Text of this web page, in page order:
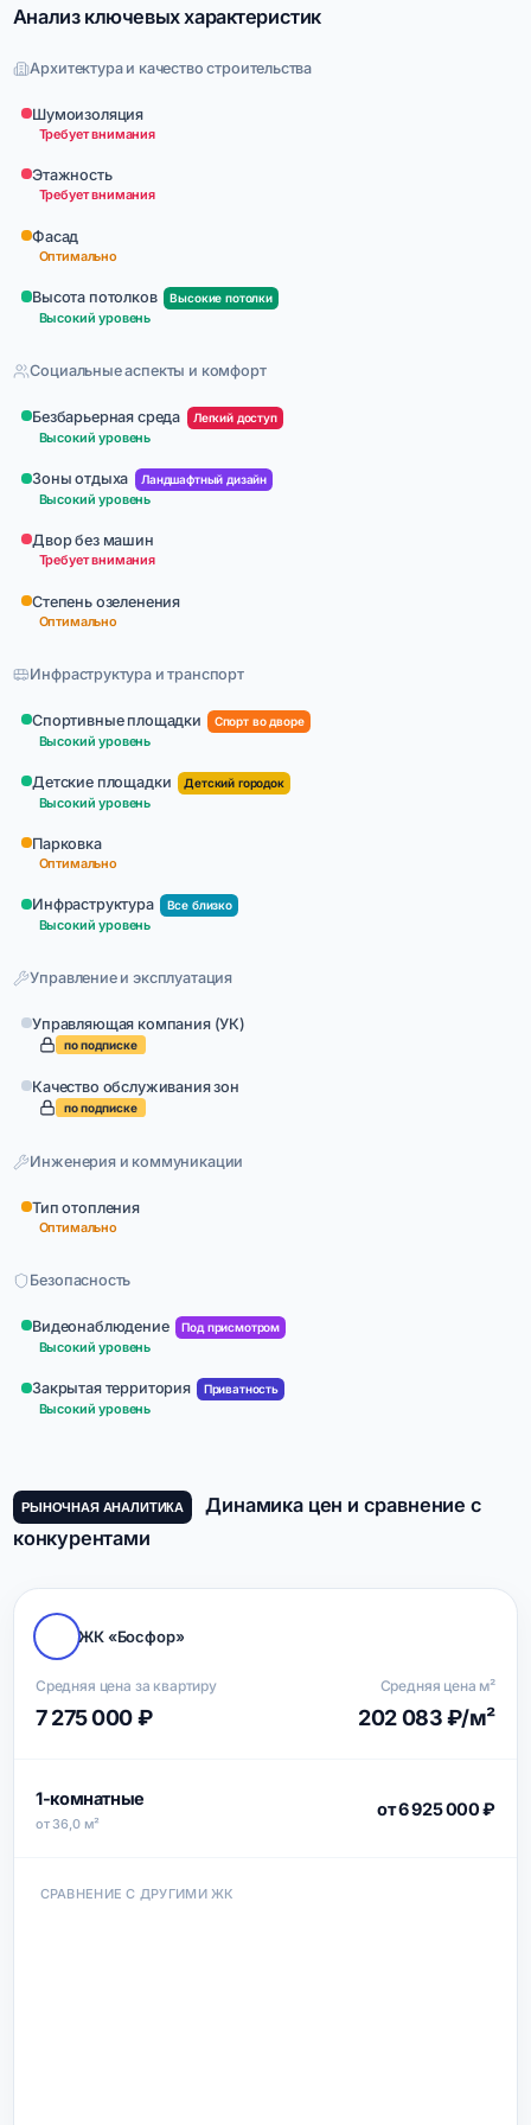
Анализ ключевых характеристик
Архитектура и качество строительства
Шумоизоляция
Требует внимания
Этажность
Требует внимания
Фасад
Оптимально
Высота потолков Высокие потолки
Высокий уровень
Социальные аспекты и комфорт
Безбарьерная среда Легкий доступ
Высокий уровень
Зоны отдыха Ландшафтный дизайн
Высокий уровень
Двор без машин
Требует внимания
Степень озеленения
Оптимально
Инфраструктура и транспорт
Спортивные площадки Спорт во дворе
Высокий уровень
Детские площадки Детский городок
Высокий уровень
Парковка
Оптимально
Инфраструктура Все близко
Высокий уровень
Управление и эксплуатация
Управляющая компания (УК)
по подписке
Качество обслуживания зон
по подписке
Инженерия и коммуникации
Тип отопления
Оптимально
Безопасность
Видеонаблюдение Под присмотром
Высокий уровень
Закрытая территория Приватность
Высокий уровень
РЫНОЧНАЯ АНАЛИТИКА
Динамика цен и сравнение с
конкурентами
ЖК «Босфор»
Средняя цена за квартиру
7 275 000 ₽
Средняя цена м²
202 083 ₽/м²
1-комнатные
от 36,0 м²
от 6 925 000 ₽
СРАВНЕНИЕ С ДРУГИМИ ЖК